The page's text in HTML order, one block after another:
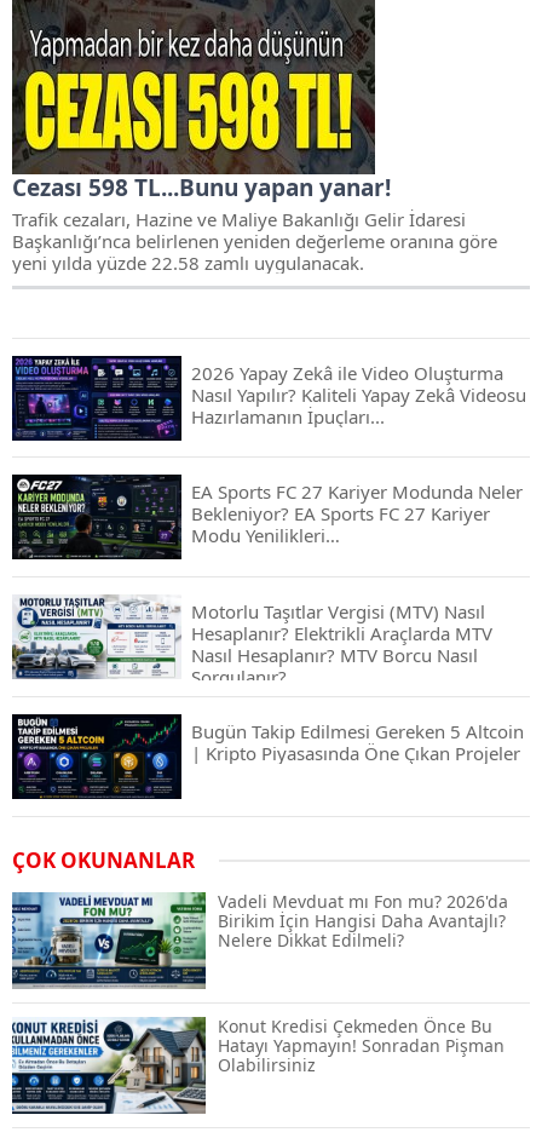
Cezası 598 TL...Bunu yapan yanar!
Trafik cezaları, Hazine ve Maliye Bakanlığı Gelir İdaresi
Başkanlığı’nca belirlenen yeniden değerleme oranına göre
yeni yılda yüzde 22.58 zamlı uygulanacak.
2026 Yapay Zekâ ile Video Oluşturma
Nasıl Yapılır? Kaliteli Yapay Zekâ Videosu
Hazırlamanın İpuçları...
EA Sports FC 27 Kariyer Modunda Neler
Bekleniyor? EA Sports FC 27 Kariyer
Modu Yenilikleri…
Motorlu Taşıtlar Vergisi (MTV) Nasıl
Hesaplanır? Elektrikli Araçlarda MTV
Nasıl Hesaplanır? MTV Borcu Nasıl
Sorgulanır?
Bugün Takip Edilmesi Gereken 5 Altcoin
| Kripto Piyasasında Öne Çıkan Projeler
Airdrop Nasıl Alınır? Kripto Para Airdrop
Rehberi ve Güvenli Katılım Yöntemleri
Spot ve Vadeli İşlem Arasındaki Farklar |
Hangi Piyasa Sizin İçin Daha Uygun?
ABD-İran Anlaşması Sonrası Altın
Rekora Koştu, Petrol Fiyatları Sert Düştü
ÇOK OKUNANLAR
Vadeli Mevduat mı Fon mu? 2026'da
Birikim İçin Hangisi Daha Avantajlı?
Nelere Dikkat Edilmeli?
Konut Kredisi Çekmeden Önce Bu
Hatayı Yapmayın! Sonradan Pişman
Olabilirsiniz